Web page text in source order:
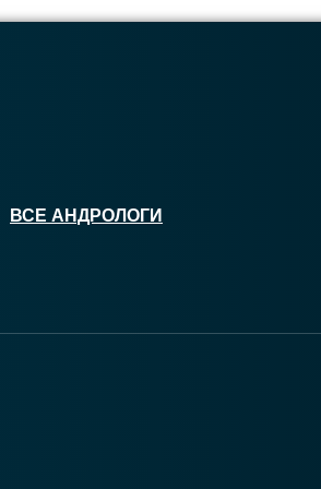
ВСЕ АНДРОЛОГИ